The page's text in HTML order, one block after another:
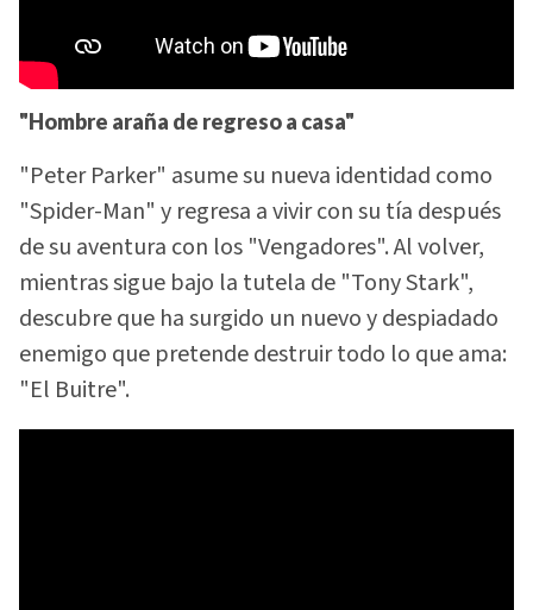
"Hombre araña de regreso a casa"
"Peter Parker" asume su nueva identidad como
"Spider-Man" y regresa a vivir con su tía después
de su aventura con los "Vengadores". Al volver,
mientras sigue bajo la tutela de "Tony Stark",
descubre que ha surgido un nuevo y despiadado
enemigo que pretende destruir todo lo que ama:
"El Buitre".